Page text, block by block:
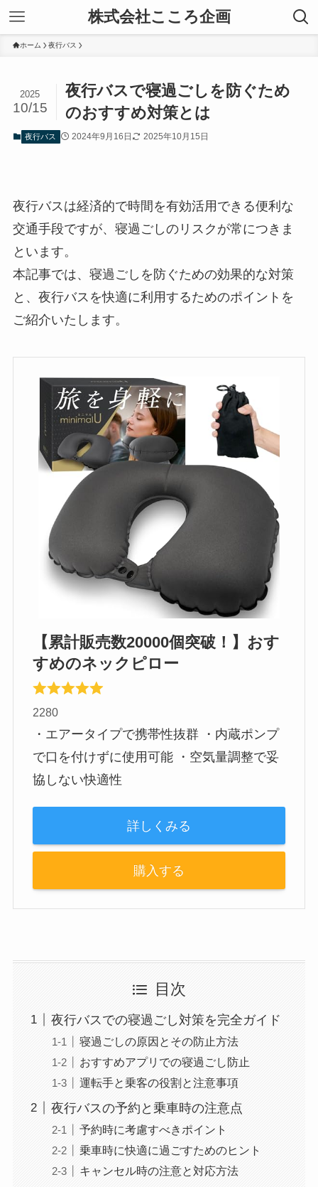
株式会社こころ企画
ホーム 夜行バス
夜行バスで寝過ごしを防ぐため
のおすすめ対策とは
2025
10/15
夜行バス 2024年9月16日 2025年10月15日
夜行バスは経済的で時間を有効活用できる便利な
交通手段ですが、寝過ごしのリスクが常につきま
といます。
本記事では、寝過ごしを防ぐための効果的な対策
と、夜行バスを快適に利用するためのポイントを
ご紹介いたします。
【累計販売数20000個突破！】おす
すめのネックピロー
2280
・エアータイプで携帯性抜群 ・内蔵ポンプ
で口を付けずに使用可能 ・空気量調整で妥
協しない快適性
詳しくみる
購入する
目次
夜行バスでの寝過ごし対策を完全ガイド
寝過ごしの原因とその防止方法
おすすめアプリでの寝過ごし防止
運転手と乗客の役割と注意事項
夜行バスの予約と乗車時の注意点
予約時に考慮すべきポイント
乗車時に快適に過ごすためのヒント
キャンセル時の注意と対応方法